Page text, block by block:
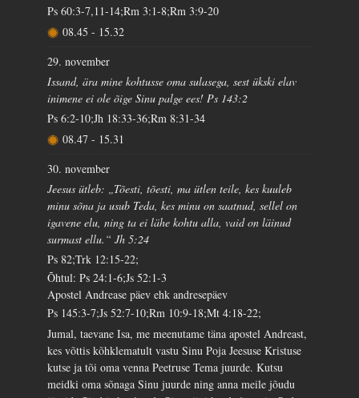
Ps 60:3-7,11-14;Rm 3:1-8;Rm 3:9-20
08.45 - 15.32
29. november
Issand, ära mine kohtusse oma sulasega, sest ükski elav
inimene ei ole õige Sinu palge ees! Ps 143:2
Ps 6:2-10;Jh 18:33-36;Rm 8:31-34
08.47 - 15.31
30. november
Jeesus ütleb: „Tõesti, tõesti, ma ütlen teile, kes kuuleb
minu sõna ja usub Teda, kes minu on saatnud, sellel on
igavene elu, ning ta ei lähe kohtu alla, vaid on läinud
surmast ellu.“ Jh 5:24
Ps 82;Trk 12:15-22;
Õhtul: Ps 24:1-6;Js 52:1-3
Apostel Andrease päev ehk andresepäev
Ps 145:3-7;Js 52:7-10;Rm 10:9-18;Mt 4:18-22;
Jumal, taevane Isa, me meenutame täna apostel Andreast,
kes võttis kõhklematult vastu Sinu Poja Jeesuse Kristuse
kutse ja tõi oma venna Peetruse Tema juurde. Kutsu
meidki oma sõnaga Sinu juurde ning anna meile jõudu